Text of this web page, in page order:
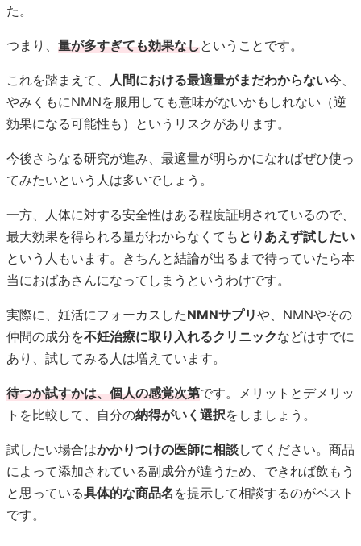
た。
つまり、 量が多すぎても効果なしということです。
これを踏まえて、 人間における最適量がまだわからない今、
やみくもにNMNを服用しても意味がないかもしれない（逆
効果になる可能性も）というリスクがあります。
今後さらなる研究が進み、最適量が明らかになればぜひ使っ
てみたいという人は多いでしょう。
一方、人体に対する安全性はある程度証明されているので、
最大効果を得られる量がわからなくても とりあえず試したい
という人もいます。きちんと結論が出るまで待っていたら本
当におばあさんになってしまうというわけです。
実際に、妊活にフォーカスしたNMNサプリや、NMNやその
仲間の成分を不妊治療に取り入れるクリニックなどはすでに
あり、試してみる人は増えています。
待つか試すかは、個人の感覚次第です。メリットとデメリッ
トを比較して、自分の納得がいく選択をしましょう。
試したい場合はかかりつけの医師に相談してください。商品
によって添加されている副成分が違うため、できれば飲もう
と思っている具体的な商品名 を提示して相談するのがベスト
です。